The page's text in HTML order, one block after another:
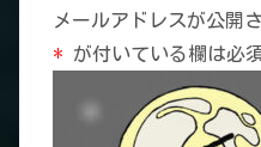
メールアドレスが公開
* が付いている欄は必